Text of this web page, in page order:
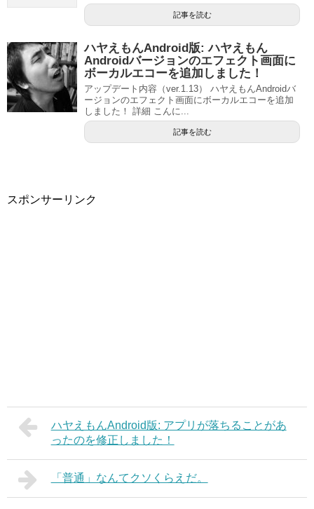
記事を読む
ハヤえもんAndroid版: ハヤえもん
Androidバージョンのエフェクト画面に
ボーカルエコーを追加しました！
アップデート内容（ver.1.13） ハヤえもんAndroidバ
ージョンのエフェクト画面にボーカルエコーを追加
しました！ 詳細 こんに...
記事を読む
スポンサーリンク
ハヤえもんAndroid版: アプリが落ちることがあ
ったのを修正しました！
「普通」なんてクソくらえだ。